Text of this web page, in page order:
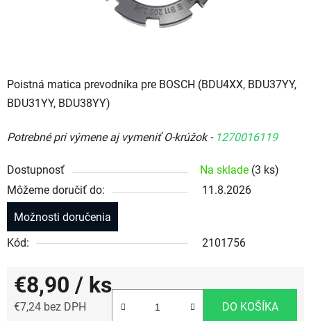
Poistná matica prevodníka pre BOSCH (BDU4XX, BDU37YY,
BDU31YY, BDU38YY)
Potrebné pri výmene aj vymeniť O-krúžok -1270016119
Dostupnosť Na sklade (3 ks)
Môžeme doručiť do:
11.8.2026
Možnosti doručenia
Kód:
2101756
€8,90 / ks
€7,24 bez DPH
DO KOŠÍKA